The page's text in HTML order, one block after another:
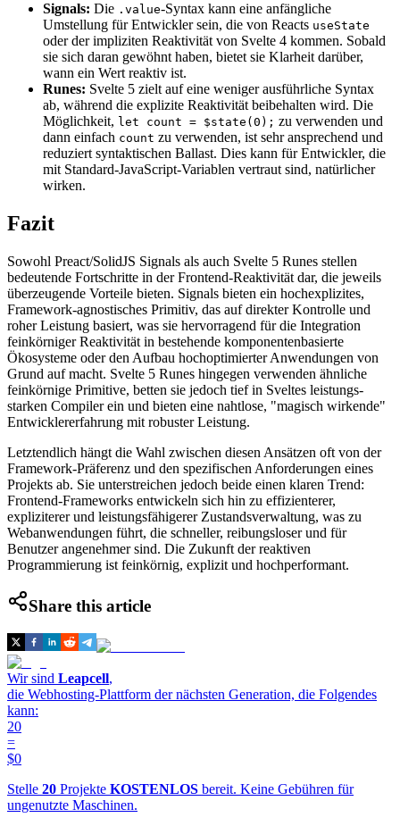
Signals: Die .value-Syntax kann eine anfängliche
Umstellung für Entwickler sein, die von Reacts useState
oder der impliziten Reaktivität von Svelte 4 kommen. Sobald
sie sich daran gewöhnt haben, bietet sie Klarheit darüber,
wann ein Wert reaktiv ist.
Runes: Svelte 5 zielt auf eine weniger ausführliche Syntax
ab, während die explizite Reaktivität beibehalten wird. Die
Möglichkeit, let count = $state(0); zu verwenden und
dann einfach count zu verwenden, ist sehr ansprechend und
reduziert syntaktischen Ballast. Dies kann für Entwickler, die
mit Standard-JavaScript-Variablen vertraut sind, natürlicher
wirken.
Fazit
Sowohl Preact/SolidJS Signals als auch Svelte 5 Runes stellen
bedeutende Fortschritte in der Frontend-Reaktivität dar, die jeweils
überzeugende Vorteile bieten. Signals bieten ein hoch­explizites,
Framework-agnostisches Primitiv, das auf direkter Kontrolle und
roher Leistung basiert, was sie hervorragend für die Integration
feinkörniger Reaktivität in bestehende komponenten­basierte
Ökosysteme oder den Aufbau hoch­optimierter Anwendungen von
Grund auf macht. Svelte 5 Runes hingegen verwenden ähnliche
feinkörnige Primitive, betten sie jedoch tief in Sveltes leistungs­­
starken Compiler ein und bieten eine nahtlose, "magisch­ wirkende"
Entwickler­erfahrung mit robuster Leistung.
Letztendlich hängt die Wahl zwischen diesen Ansätzen oft von der
Framework-Präferenz und den spezifischen Anforderungen eines
Projekts ab. Sie unterstreichen jedoch beide einen klaren Trend:
Frontend-Frameworks entwickeln sich hin zu effizienterer,
expliziterer und leistungs­fähigerer Zustands­verwaltung, was zu
Webanwendungen führt, die schneller, reibungsloser und für
Benutzer angenehmer sind. Die Zukunft der reaktiven
Programmierung ist feinkörnig, explizit und hoch­performant.
Share this article
Wir sind Leapcell,
die Webhosting-Plattform der nächsten Generation, die Folgendes
kann:
20
=
$0
Stelle 20 Projekte KOSTENLOS bereit. Keine Gebühren für
ungenutzte Maschinen.